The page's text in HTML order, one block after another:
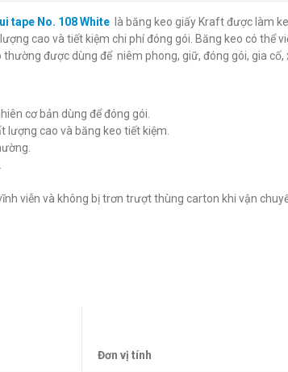
tape No.105B
0
tape
0đ
tape No. 108 White
là băng keo giấy Kraft được làm
cao và tiết kiệm chi phí đóng gói. Băng keo có thể
được dùng để niêm phong, giữ, đóng gói, gia cố,
cơ bản dùng để đóng gói.
lượng cao và băng keo tiết kiệm.
viễn và không bị trơn trượt thùng carton khi vận
Đơn vị tính